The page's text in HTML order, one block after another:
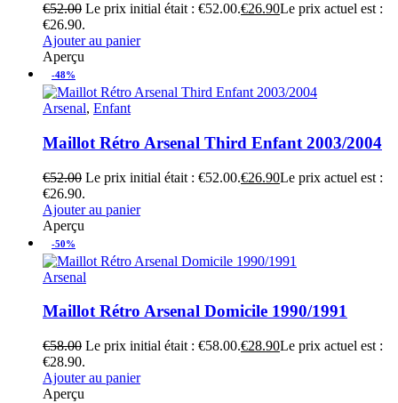
€52.00 Le prix initial était : €52.00.€26.90Le prix actuel est :
€26.90.
Ajouter au panier
Aperçu
-48%
Arsenal, Enfant
Maillot Rétro Arsenal Third Enfant 2003/2004
€52.00 Le prix initial était : €52.00.€26.90Le prix actuel est :
€26.90.
Ajouter au panier
Aperçu
-50%
Arsenal
Maillot Rétro Arsenal Domicile 1990/1991
€58.00 Le prix initial était : €58.00.€28.90Le prix actuel est :
€28.90.
Ajouter au panier
Aperçu